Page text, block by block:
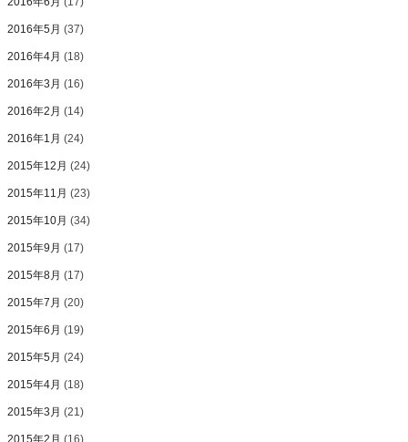
2016年5月 (37)
2016年4月 (18)
2016年3月 (16)
2016年2月 (14)
2016年1月 (24)
2015年12月 (24)
2015年11月 (23)
2015年10月 (34)
2015年9月 (17)
2015年8月 (17)
2015年7月 (20)
2015年6月 (19)
2015年5月 (24)
2015年4月 (18)
2015年3月 (21)
2015年2月 (16)